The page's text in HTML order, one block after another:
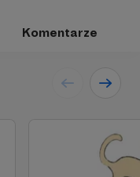
Komentarze